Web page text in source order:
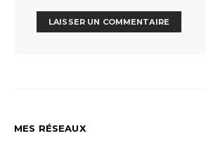
MES RÉSEAUX